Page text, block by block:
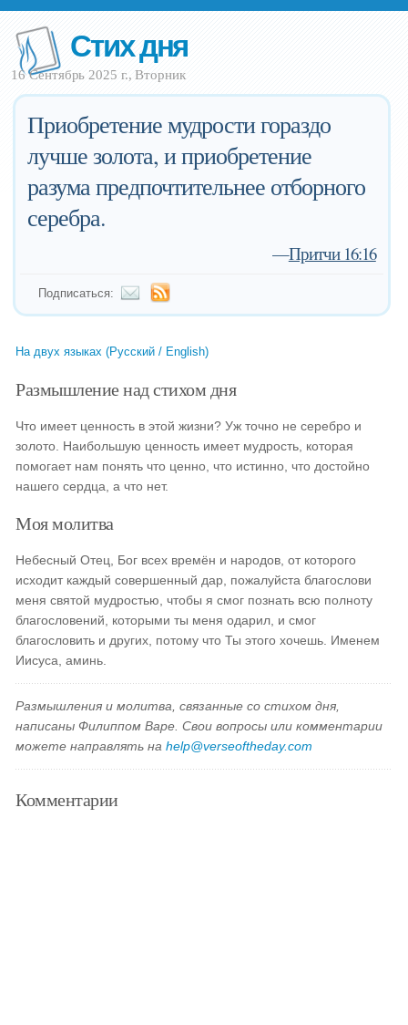
Стих дня
16 Сентябрь 2025 г., Вторник
Приобретение мудрости гораздо
лучше золота, и приобретение
разума предпочтительнее отборного
серебра.
—Притчи 16:16
Подписаться:
На двух языках (Русский / English)
Размышление над стихом дня
Что имеет ценность в этой жизни? Уж точно не серебро и
золото. Наибольшую ценность имеет мудрость, которая
помогает нам понять что ценно, что истинно, что достойно
нашего сердца, а что нет.
Моя молитва
Небесный Отец, Бог всех времён и народов, от которого
исходит каждый совершенный дар, пожалуйста благослови
меня святой мудростью, чтобы я смог познать всю полноту
благословений, которыми ты меня одарил, и смог
благословить и других, потому что Ты этого хочешь. Именем
Иисуса, аминь.
Размышления и молитва, связанные со стихом дня,
написаны Филиппом Варе. Свои вопросы или комментарии
можете направлять наhelp@verseoftheday.com
Комментарии